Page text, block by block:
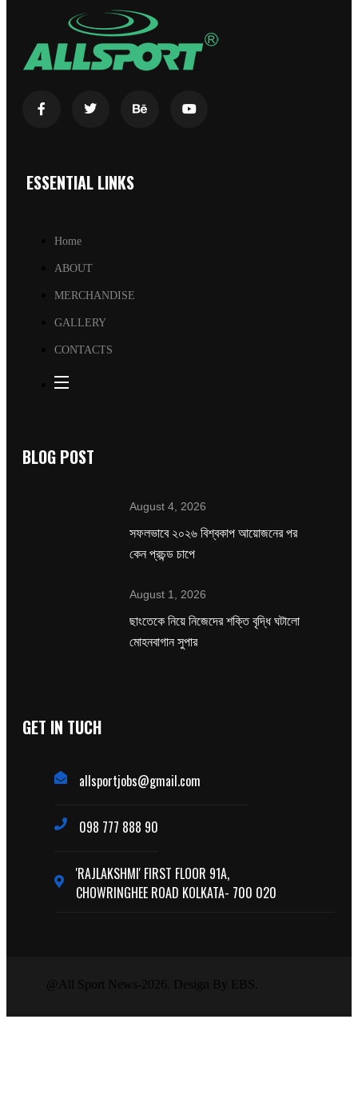
ESSENTIAL LINKS
Home
ABOUT
MERCHANDISE
GALLERY
CONTACTS
BLOG POST
August 4, 2026
সফলভাবে ২০২৬ বিশ্বকাপ আয়োজনের পর
কেন প্রচন্ড চাপে
August 1, 2026
ছাংতেকে নিয়ে নিজেদের শক্তি বৃদ্ধি ঘটালো
মোহনবাগান সুপার
GET IN TUCH
allsportjobs@gmail.com
098 777 888 90
'RAJLAKSHMI' FIRST FLOOR 91A,
CHOWRINGHEE ROAD KOLKATA- 700 020
@All Sport News-2026. Design By EBS.